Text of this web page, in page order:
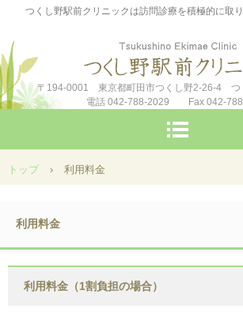
つくし野駅前クリニックは訪問診療を積極的に取
〒194-0001 東京都町田市つくし野2-26-4 つ
電話 042-788-2029 Fax 042-
トップ › 利用料金
利用料金
利用料金（1割負担の場合）